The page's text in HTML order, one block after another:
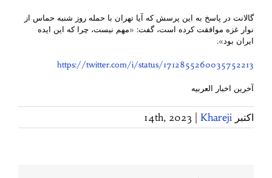
گالانت در پاسخ به این پرسش که آیا تهران با حمله روز شنبه حماس از
نوار غزه موافقت کرده است، گفت: «مهم نیست، چرا که این ایده
ایران بود».
https://twitter.com/i/status/1712855260035752213
آخرین اخبار العربیه
اکتبر 14th, 2023 Khareji